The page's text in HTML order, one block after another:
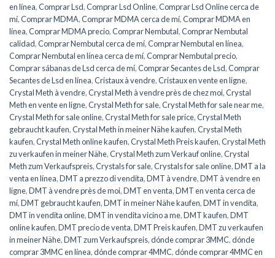
en línea,Comprar Lsd,Comprar Lsd Online,Comprar Lsd Online cerca de
mí,Comprar MDMA,Comprar MDMA cerca de mí,Comprar MDMA en
línea,Comprar MDMA precio,Comprar Nembutal,Comprar Nembutal
calidad,Comprar Nembutal cerca de mí,Comprar Nembutal en línea,
Comprar Nembutal en línea cerca de mí,Comprar Nembutal precio,
Comprar sábanas de Lsd cerca de mí,Comprar Secantes de Lsd,Comprar
Secantes de Lsd en línea,Cristaux à vendre,Cristaux en vente en ligne,
Crystal Meth à vendre,Crystal Meth à vendre près de chez moi,Crystal
Meth en vente en ligne,Crystal Meth for sale,Crystal Meth for sale near me,
Crystal Meth for sale online,Crystal Meth for sale price,Crystal Meth
gebraucht kaufen,Crystal Meth in meiner Nähe kaufen,Crystal Meth
kaufen,Crystal Meth online kaufen,Crystal Meth Preis kaufen,Crystal Meth
zu verkaufen in meiner Nähe,Crystal Meth zum Verkauf online,Crystal
Meth zum Verkaufspreis,Crystals for sale,Crystals for sale online,DMT a la
venta en línea,DMT a prezzo di vendita,DMT à vendre,DMT à vendre en
ligne,DMT à vendre près de moi,DMT en venta,DMT en venta cerca de
mí,DMT gebraucht kaufen,DMT in meiner Nähe kaufen,DMT in vendita,
DMT in vendita online,DMT in vendita vicino a me,DMT kaufen,DMT
online kaufen,DMT precio de venta,DMT Preis kaufen,DMT zu verkaufen
in meiner Nähe,DMT zum Verkaufspreis,dónde comprar 3MMC,dónde
comprar 3MMC en línea,dónde comprar 4MMC,dónde comprar 4MMC en